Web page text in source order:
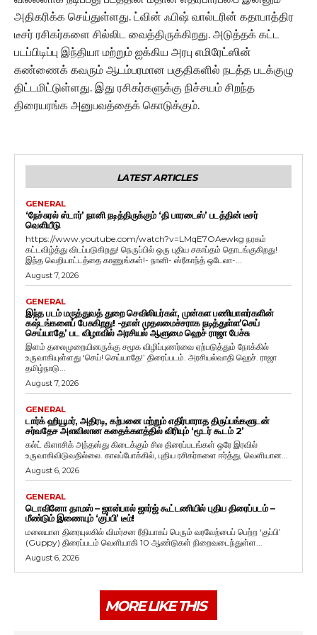
அதிகரிக்க செய்துள்ளது. ட்வின் ஃபிஷ் வால்டரின் கதாபாத்திர
டீசர் ரசிகர்களை சில்லிட வைத்திருக்கிறது. அடுத்தக் கட்ட
படப்பிடிப்பு இந்தியா மற்றும் ஐக்கிய அரபு எமிரேட்ஸின்
கண்ணைக் கவரும் ஆடம்பரமான பகுதிகளில் நடத்த படக்குழு
திட்டமிட்டுள்ளது. இது ரசிகர்களுக்கு நிச்சயம் சிறந்த
திரையரங்க அனுபவத்தைக் கொடுக்கும்.
LATEST ARTICLES
GENERAL
‘நேச்சுரல் ஸ்டார்’ நானி நடித்திருக்கும் ‘தி பாரடைஸ்’ படத்தின் டீசர்
வெளியீடு
https://www.youtube.com/watch?v=LMqE7OAewkg நரகம்
கட்டவிழ்த்து விடப்படுகிறது! நெருப்பில் ஒரு புதிய சகாப்தம் தொடங்குகிறது!
இந்த வெறியாட்டத்தை காணுங்கள்!- நானி- ஸ்ரீகாந்த் ஒடேலா-...
August 7, 2026
GENERAL
இந்த படம் மருத்துவத் துறை செவிலியர்கள், முன்கள பணியாளர்களின்
கஷ்டங்களைப் பேசுகிறது! -தான் முதலமைச்சராக நடித்துள்ள’செய்
செய்யாதே’ பட விழாவில் அரசியல் ஆளுமை ஹெச் ராஜா பேச்சு
இளம் தலைமுறையினருக்கு சமூக விழிப்புணர்வை ஏற்படுத்தும் நோக்கில்
உருவாகியுள்ளது ‘செய்! செய்யாதே!’ திரைப்படம். அரசியல்வாதி ஹெச். ராஜா
தமிழ்நாடு...
August 7, 2026
GENERAL
டார்க் ஹியூமர், அதிரடி, கற்பனை மற்றும் எதிர்பாராத திருப்பங்களுடன்
சர்வதேச அளவிலான கதைக்களத்தில் விரியும் ‘மூடர் கூடம் 2’
கல்ட் கிளாசிக் அந்தஸ்து கிடைக்கும் சில திரைப்படங்கள் ஒரே இரவில்
உருவாகிவிடுவதில்லை. காலப்போக்கில், புதிய ரசிகர்களை ஈர்த்து, வெளியான...
August 6, 2026
GENERAL
டொவினோ தாமஸ் – ஜான்பால் ஜார்ஜ் கூட்டணியில் புதிய திரைப்படம் –
மீண்டும் இணையும் ‘குப்பி’ டீம்!
மலையாள திரையுலகில் விமர்சன ரீதியாகப் பெரும் வரவேற்பைப் பெற்ற ‘குப்பி’
(Guppy) திரைப்படம் வெளியாகி 10 ஆண்டுகள் நிறைவடைந்துள்ள...
August 6, 2026
MORE LIKE THIS